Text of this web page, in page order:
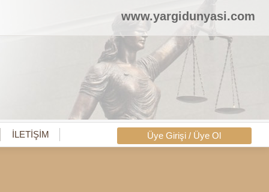
www.yargidunyasi.com
İLETİŞİM Üye Girişi / Üye Ol